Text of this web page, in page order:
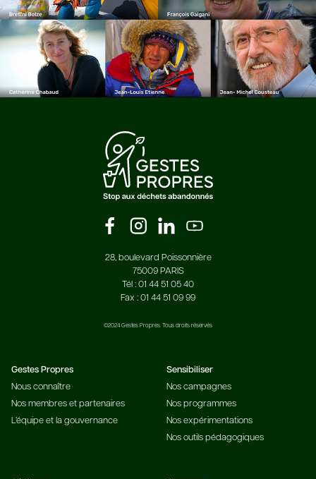
28, boulevard Poissonnière
75009 PARIS
Tél : 01 44 51 05 40
Fax : 01 44 51 09 99
©2024 Gestes Propres. Tous droits réservés
Gestes Propres
Nous connaître
Nos membres et partenaires
L’équipe et la gouvernance
Sensibiliser
Nos campagnes
Nos programmes
Nos expérimentations
Nos outils pédagogiques